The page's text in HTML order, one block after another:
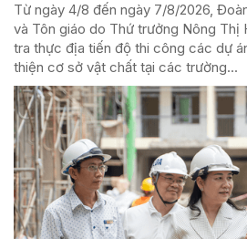
Từ ngày 4/8 đến ngày 7/8/2026,
và Tôn giáo do Thứ trưởng Nông Thị
tra thực địa tiến độ thi công các dự
thiện cơ sở vật chất tại các trường...